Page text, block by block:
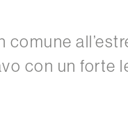
comune
con un forte